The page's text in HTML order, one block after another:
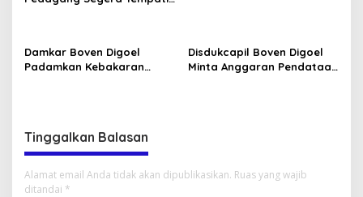
Damkar Boven Digoel
Padamkan Kebakaran
Disdukcapil Boven Digoel
Minta Anggaran Pendataan
Tinggalkan Balasan
Alamat email Anda tidak akan dipublikasikan. Ruas yang wajib
ditandai *